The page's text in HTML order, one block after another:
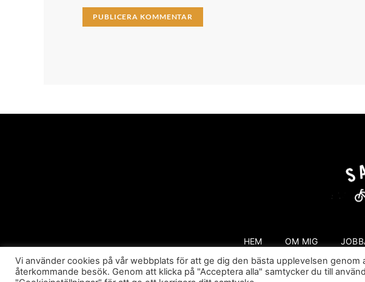
HEM OM MIG
Sara Rönne. En
Vi använder cookies på vår webbplats för att ge dig den bästa upplevelsen genom
återkommande besök. Genom att klicka på "Acceptera alla" samtycker du till